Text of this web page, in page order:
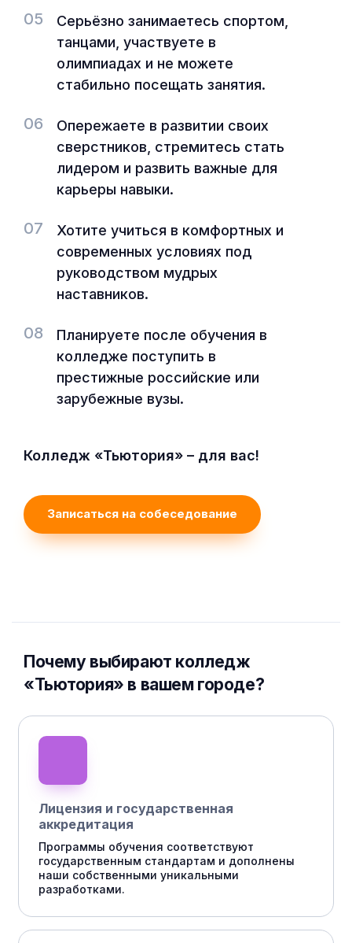
05
Серьёзно занимаетесь спортом,
танцами, участвуете в
олимпиадах и не можете
стабильно посещать занятия.
06
Опережаете в развитии своих
сверстников, стремитесь стать
лидером и развить важные для
карьеры навыки.
07
Хотите учиться в комфортных и
современных условиях под
руководством мудрых
наставников.
08
Планируете после обучения в
колледже поступить в
престижные российские или
зарубежные вузы.
Колледж «Тьютория» – для вас!
Записаться на собеседование
Почему выбирают колледж
«Тьютория» в вашем городе?
Лицензия и государственная
аккредитация
Программы обучения соответствуют
государственным стандартам и дополнены
наши собственными уникальными
разработками.